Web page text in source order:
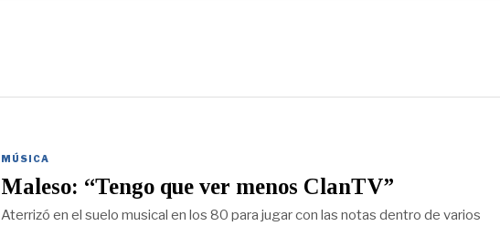
MÚSICA
Maleso: “Tengo que ver menos ClanTV”
Aterrizó en el suelo musical en los 80 para jugar con las notas dentro de varios